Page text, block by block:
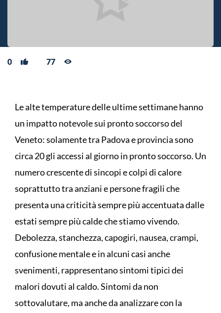
0 77
Le alte temperature delle ultime settimane hanno
un impatto notevole sui pronto soccorso del
Veneto: solamente tra Padova e provincia sono
circa 20 gli accessi al giorno in pronto soccorso. Un
numero crescente di sincopi e colpi di calore
soprattutto tra anziani e persone fragili che
presenta una criticità sempre più accentuata dalle
estati sempre più calde che stiamo vivendo.
Debolezza, stanchezza, capogiri, nausea, crampi,
confusione mentale e in alcuni casi anche
svenimenti, rappresentano sintomi tipici dei
malori dovuti al caldo. Sintomi da non
sottovalutare, ma anche da analizzare con la